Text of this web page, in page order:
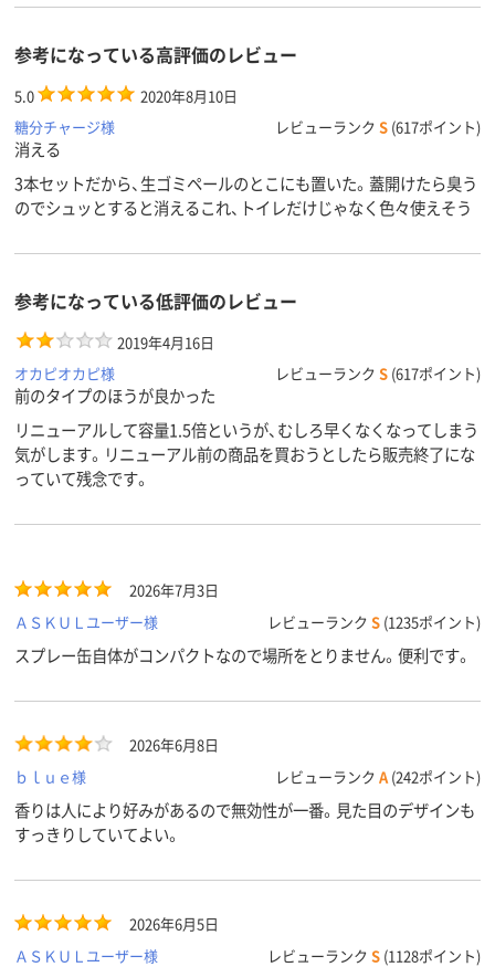
参考になっている高評価のレビュー
5.0
2020年8月10日
糖分チャージ様
レビューランク S (617ポイント)
消える
3本セットだから、生ゴミペールのとこにも置いた。蓋開けたら臭う
のでシュッとすると消えるこれ、トイレだけじゃなく色々使えそう
参考になっている低評価のレビュー
2019年4月16日
オカピオカピ様
レビューランク S (617ポイント)
前のタイプのほうが良かった
リニューアルして容量1.5倍というが、むしろ早くなくなってしまう
気がします。リニューアル前の商品を買おうとしたら販売終了にな
っていて残念です。
2026年7月3日
ＡＳＫＵＬユーザー様
レビューランク S (1235ポイント)
スプレー缶自体がコンパクトなので場所をとりません。便利です。
2026年6月8日
ｂｌｕｅ様
レビューランク A (242ポイント)
香りは人により好みがあるので無効性が一番。見た目のデザインも
すっきりしていてよい。
2026年6月5日
ＡＳＫＵＬユーザー様
レビューランク S (1128ポイント)